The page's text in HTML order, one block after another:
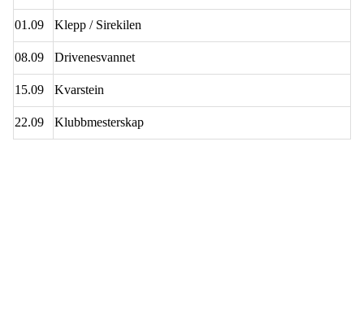
01.09 Klepp / Sirekilen
08.09 Drivenesvannet
15.09 Kvarstein
22.09 Klubbmesterskap